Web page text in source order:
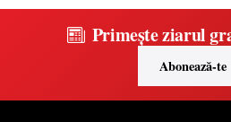
Primește ziarul
Abonează-te